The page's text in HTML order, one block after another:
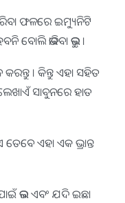
କରିବା ଫଳରେ ଇମ୍ୟୁନିଟି
ବୋଲି ଭାବିବା ଭୁଲ୍ ।
। କିନ୍ତୁ ଏହା ସହିତ
ସାବୁନରେ ହାତ
ଏହା ଏକ ଭ୍ରାନ୍ତ
ଭଲ ଏବଂ ଯଦି ଇଛା